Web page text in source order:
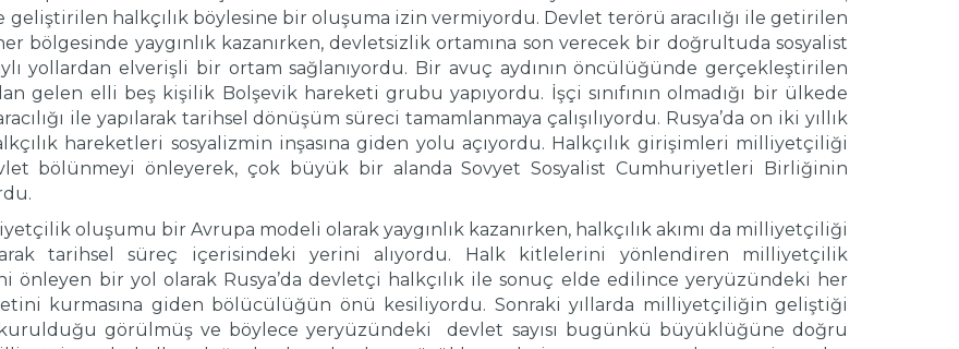
geliştirilen halkçılık böylesine bir oluşuma izin vermiyordu. Devlet terörü aracılığı ile getirilen
bölgesinde yaygınlık kazanırken, devletsizlik ortamına son verecek bir doğrultuda sosyalist
yollardan elverişli bir ortam sağlanıyordu. Bir avuç aydının öncülüğünde gerçekleştirilen
gelen elli beş kişilik Bolşevik hareketi grubu yapıyordu. İşçi sınıfının olmadığı bir ülkede
ile yapılarak tarihsel dönüşüm süreci tamamlanmaya çalışılıyordu. Rusya’da on iki yıllık
hareketleri sosyalizmin inşasına giden yolu açıyordu. Halkçılık girişimleri milliyetçiliği
bölünmeyi önleyerek, çok büyük bir alanda Sovyet Sosyalist Cumhuriyetleri Birliğinin
oluşumu bir Avrupa modeli olarak yaygınlık kazanırken, halkçılık akımı da milliyetçiliği
tarihsel süreç içerisindeki yerini alıyordu. Halk kitlelerini yönlendiren milliyetçilik
önleyen bir yol olarak Rusya’da devletçi halkçılık ile sonuç elde edilince yeryüzündeki her
kurmasına giden bölücülüğün önü kesiliyordu. Sonraki yıllarda milliyetçiliğin geliştiği
görülmüş ve böylece yeryüzündeki devlet sayısı bugünkü büyüklüğüne doğru